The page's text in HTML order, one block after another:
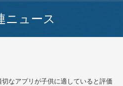
ニュース
なアプリが子供に適していると評価